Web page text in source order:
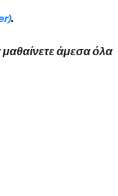
.
μαθαίνετε άμεσα όλα